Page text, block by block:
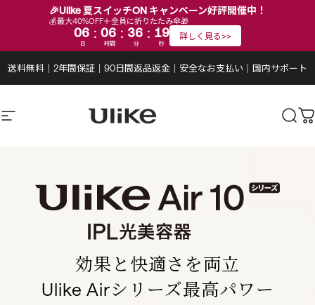
🎉Ulike 夏スイッチON キャンペーン好評開催中！
💰最大40%OFF＋全員に折りたたみ傘🎁
06 : 06 : 36 : 18
日 時間 分 秒
詳しく見る>>
送料無料 2年間保証 90日間返品返金 安全なお支払い 国内サポート
スライドショーを一時停止する
サイトナビゲーションUlike公式ストア 検索
効果と快適さを両立
Ulike Airシリーズ最高パワー